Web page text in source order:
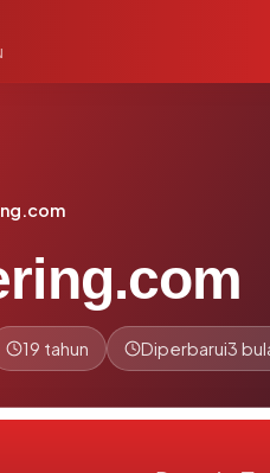
19 tahun Diperbarui3